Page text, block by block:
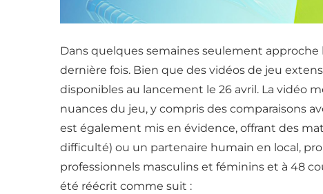
Dans quelques semaines seulement approche
dernière fois. Bien que des vidéos de jeu
disponibles au lancement le 26 avril. La vidéo
nuances du jeu, y compris des comparaisons
est également mis en évidence, offrant des
difficulté) ou un partenaire humain en local,
professionnels masculins et féminins et à 48
été réécrit comme suit :